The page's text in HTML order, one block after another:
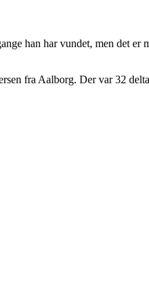
han har vundet, men det
fra Aalborg. Der var 32